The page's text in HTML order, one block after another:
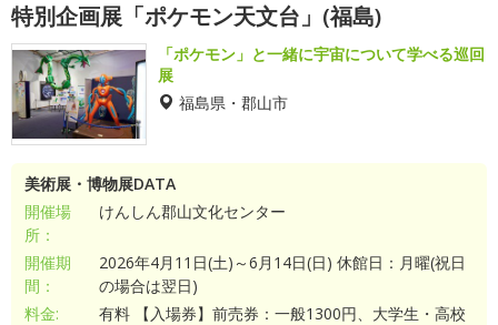
特別企画展「ポケモン天文台」(福島)
「ポケモン」と一緒に宇宙について学べる巡回
展
福島県・郡山市
美術展・博物展DATA
開催場
所：
けんしん郡山文化センター
開催期
間：
2026年4月11日(土)～6月14日(日) 休館日：月曜(祝日
の場合は翌日)
料金:
有料 【入場券】前売券：一般1300円、大学生・高校